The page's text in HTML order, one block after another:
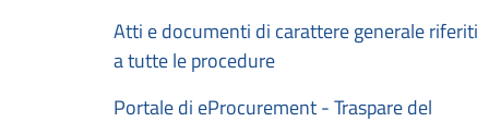
Atti e documenti di carattere generale riferiti
a tutte le procedure
Portale di eProcurement - Traspare del